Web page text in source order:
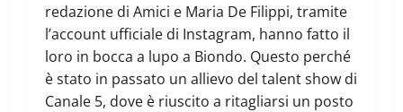
redazione di Amici e Maria De Filippi, tramite
l’account ufficiale di Instagram, hanno fatto il
loro in bocca a lupo a Biondo. Questo perché
è stato in passato un allievo del talent show di
Canale 5, dove è riuscito a ritagliarsi un posto